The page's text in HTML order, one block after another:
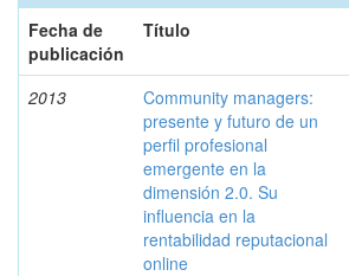
Fecha de
publicación
Título
2013
Community managers:
presente y futuro de un
perfil profesional
emergente en la
dimensión 2.0. Su
influencia en la
rentabilidad reputacional
online